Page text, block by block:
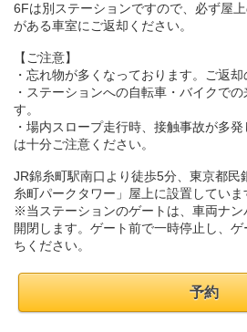
6Fは別ステーションですので、必ず屋
がある車室にご返却ください。
【ご注意】
・忘れ物が多くなっております。ご返却
・ステーションへの自転車・バイクで
す。
・場内スロープ走行時、接触事故が多
は十分ご注意ください。
JR錦糸町駅南口より徒歩5分、東京都民
糸町パークタワー」屋上に設置していま
※当ステーションのゲートは、車両ナン
開閉します。ゲート前で一時停止し、
ちください。
予約